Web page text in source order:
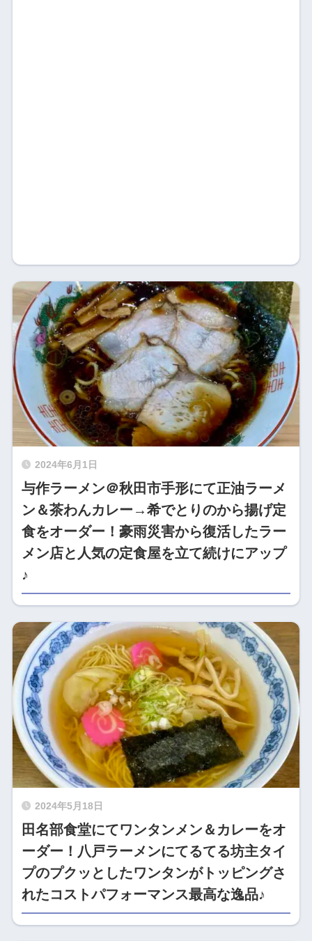
2024年6月1日
与作ラーメン＠秋田市手形にて正油ラーメ
ン＆茶わんカレー→希でとりのから揚げ定
食をオーダー！豪雨災害から復活したラー
メン店と人気の定食屋を立て続けにアップ
♪
2024年5月18日
田名部食堂にてワンタンメン＆カレーをオ
ーダー！八戸ラーメンにてるてる坊主タイ
プのプクッとしたワンタンがトッピングさ
れたコストパフォーマンス最高な逸品♪